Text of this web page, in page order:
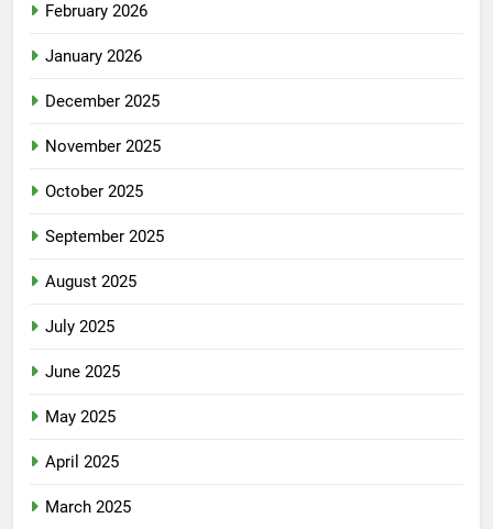
February 2026
January 2026
December 2025
November 2025
October 2025
September 2025
August 2025
July 2025
June 2025
May 2025
April 2025
March 2025